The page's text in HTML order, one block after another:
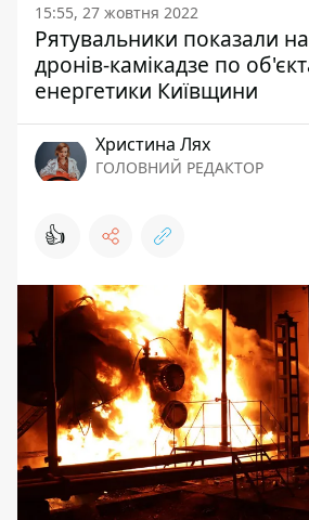
15:55, 27 жовтня 2022
Рятувальники показали
дронів-камікадзе по
енергетики Київщини
Христина Лях
ГОЛОВНИЙ РЕДАКТОР
👍